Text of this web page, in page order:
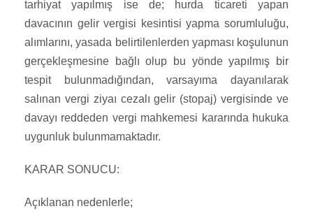
tarhiyat yapılmış ise de; hurda ticareti yapan
davacının gelir vergisi kesintisi yapma sorumluluğu,
alımlarını, yasada belirtilenlerden yapması koşulunun
gerçekleşmesine bağlı olup bu yönde yapılmış bir
tespit bulunmadığından, varsayıma dayanılarak
salınan vergi ziyaı cezalı gelir (stopaj) vergisinde ve
davayı reddeden vergi mahkemesi kararında hukuka
uygunluk bulunmamaktadır.
KARAR SONUCU:
Açıklanan nedenlerle;